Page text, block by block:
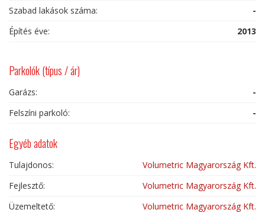
Szabad lakások száma:
-
Építés éve:
2013
Parkolók (típus / ár)
Garázs:
-
Felszíni parkoló:
-
Egyéb adatok
Tulajdonos:
Volumetric Magyarország Kft.
Fejlesztő:
Volumetric Magyarország Kft.
Üzemeltető:
Volumetric Magyarország Kft.